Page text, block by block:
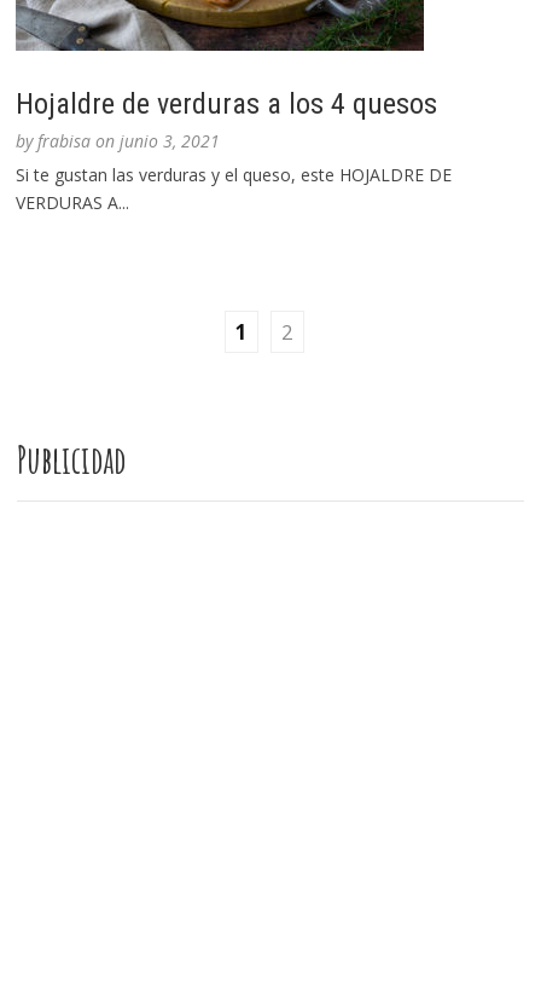
Hojaldre de verduras a los 4 quesos
byfrabisa onjunio 3, 2021
Si te gustan las verduras y el queso, este HOJALDRE DE
VERDURAS A...
1 2
Publicidad